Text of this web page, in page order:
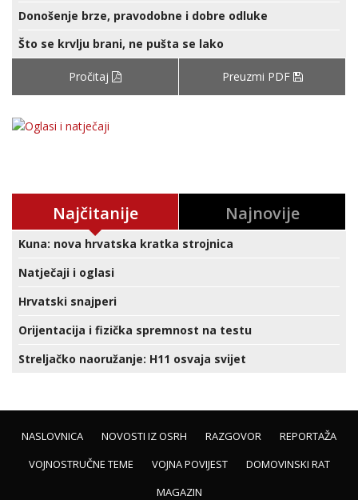
Donošenje brze, pravodobne i dobre odluke
Što se krvlju brani, ne pušta se lako
Pročitaj Preuzmi PDF
Najčitanije Najnovije
Kuna: nova hrvatska kratka strojnica
Natječaji i oglasi
Hrvatski snajperi
Orijentacija i fizička spremnost na testu
Streljačko naoružanje: H11 osvaja svijet
NASLOVNICA NOVOSTI IZ OSRH RAZGOVOR
REPORTAŽA
VOJNOSTRUČNE TEME
VOJNA POVIJEST
DOMOVINSKI RAT
MAGAZIN